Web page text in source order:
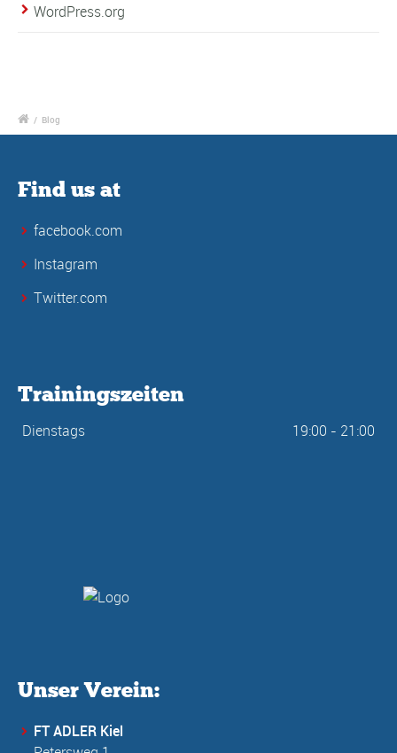
WordPress.org
/ Blog
Find us at
facebook.com
Instagram
Twitter.com
Trainingszeiten
Dienstags 19:00 - 21:00
Unser Verein:
FT ADLER Kiel